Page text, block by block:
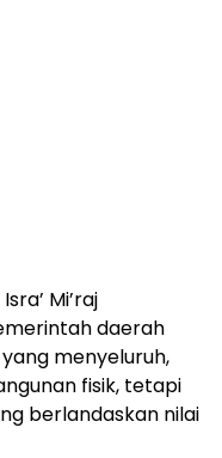
Mi’raj
daerah
menyeluruh,
fisik, tetapi
berlandaskan nilai